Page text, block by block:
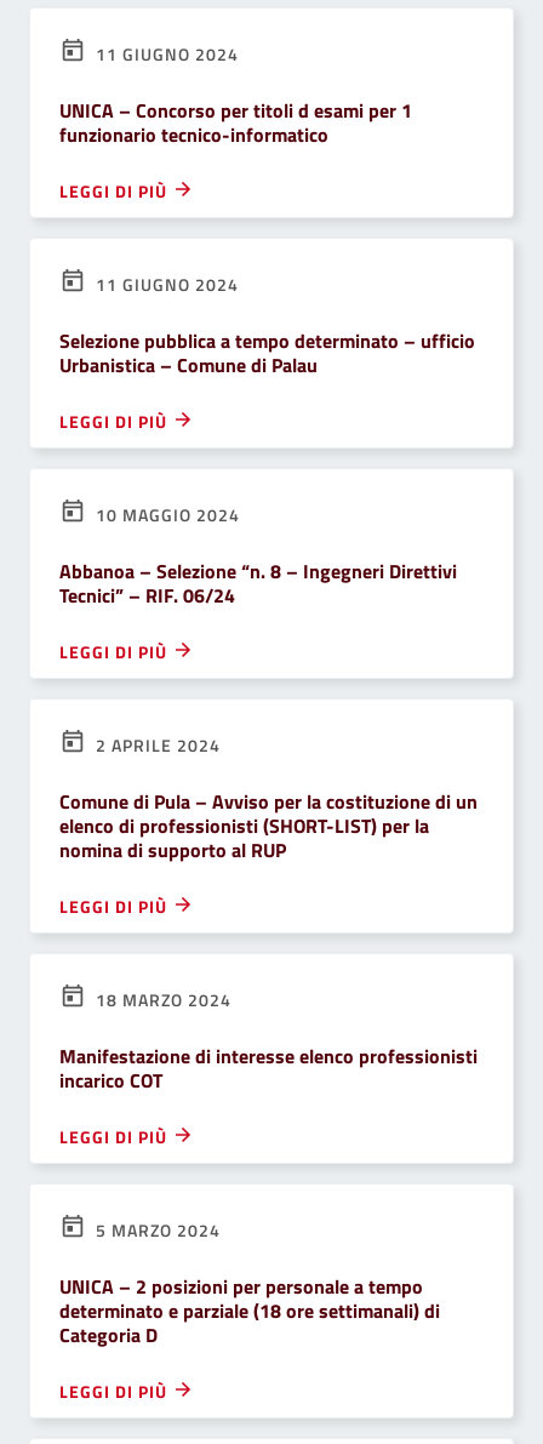
11 GIUGNO 2024
UNICA – Concorso per titoli d esami per 1
funzionario tecnico-informatico
LEGGI DI PIÙ
11 GIUGNO 2024
Selezione pubblica a tempo determinato – ufficio
Urbanistica – Comune di Palau
LEGGI DI PIÙ
10 MAGGIO 2024
Abbanoa – Selezione “n. 8 – Ingegneri Direttivi
Tecnici” – RIF. 06/24
LEGGI DI PIÙ
2 APRILE 2024
Comune di Pula – Avviso per la costituzione di un
elenco di professionisti (SHORT-LIST) per la
nomina di supporto al RUP
LEGGI DI PIÙ
18 MARZO 2024
Manifestazione di interesse elenco professionisti
incarico COT
LEGGI DI PIÙ
5 MARZO 2024
UNICA – 2 posizioni per personale a tempo
determinato e parziale (18 ore settimanali) di
Categoria D
LEGGI DI PIÙ